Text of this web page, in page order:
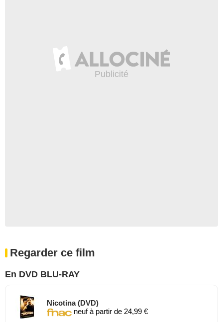
Regarder ce film
En DVD BLU-RAY
Nicotina (DVD)
neuf à partir de 24,99 €